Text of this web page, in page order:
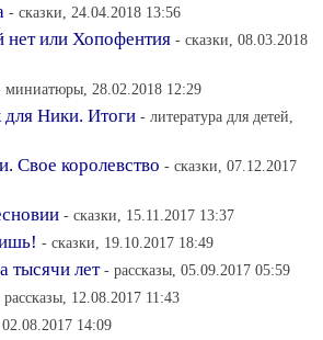
- сказки, 24.04.2018 13:56
нет или Хопофентия - сказки, 08.03.2018
миниатюры, 28.02.2018 12:29
для Ники. Итоги - литература для детей,
Свое королевство - сказки, 07.12.2017
- сказки, 15.11.2017 13:37
- сказки, 19.10.2017 18:49
тысячи лет - рассказы, 05.09.2017 05:59
рассказы, 12.08.2017 11:43
14:09